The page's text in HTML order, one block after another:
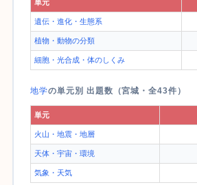
単元
遺伝・進化・生態系
植物・動物の分類
細胞・光合成・体のしくみ
地学の単元別 出題数（宮城・全43件）
単元
火山・地震・地層
天体・宇宙・環境
気象・天気